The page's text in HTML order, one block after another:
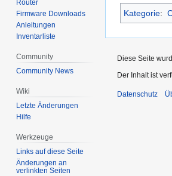
Kategorie:
Router
Firmware Downloads
Anleitungen
Inventarliste
Community
Community News
Wiki
Letzte Änderungen
Hilfe
Werkzeuge
Links auf diese Seite
Änderungen an
verlinkten Seiten
Diese Seite
Der Inhalt ist
Datenschutz